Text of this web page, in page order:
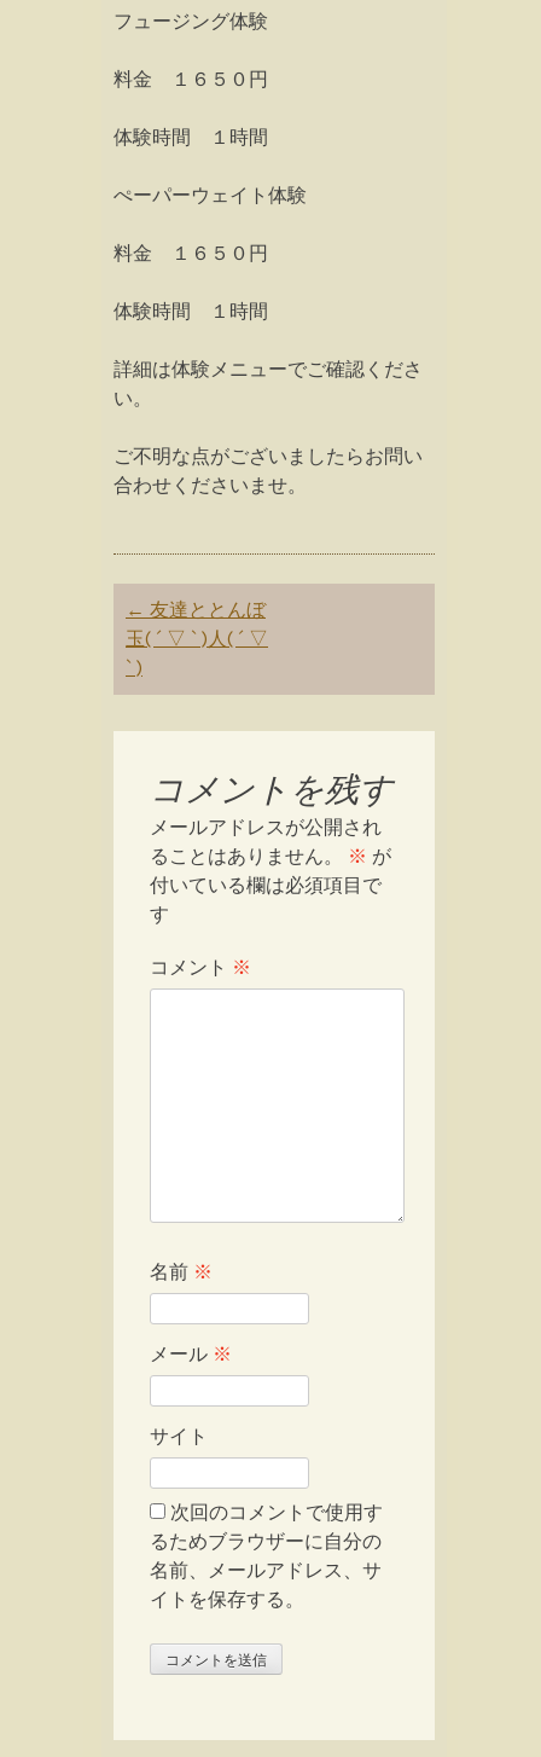
フュージング体験
料金 １６５０円
体験時間 １時間
ぺーパーウェイト体験
料金 １６５０円
体験時間 １時間
詳細は体験メニューでご確認くださ
い。
ご不明な点がございましたらお問い
合わせくださいませ。
Post
navigation
← 友達ととんぼ
玉( ´ ▽ ` )人( ´ ▽
` )
コメントを残す
メールアドレスが公開され
ることはありません。
※ が
付いている欄は必須項目で
す
コメント ※
名前 ※
メール ※
サイト
次回のコメントで使用す
るためブラウザーに自分の
名前、メールアドレス、サ
イトを保存する。